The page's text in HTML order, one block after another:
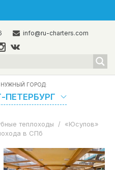
info@ru-charters.com
НУЖНЫЙ ГОРОД:
ПЕТЕРБУРГ
теплоходы /
«Юсупов»
в СПб